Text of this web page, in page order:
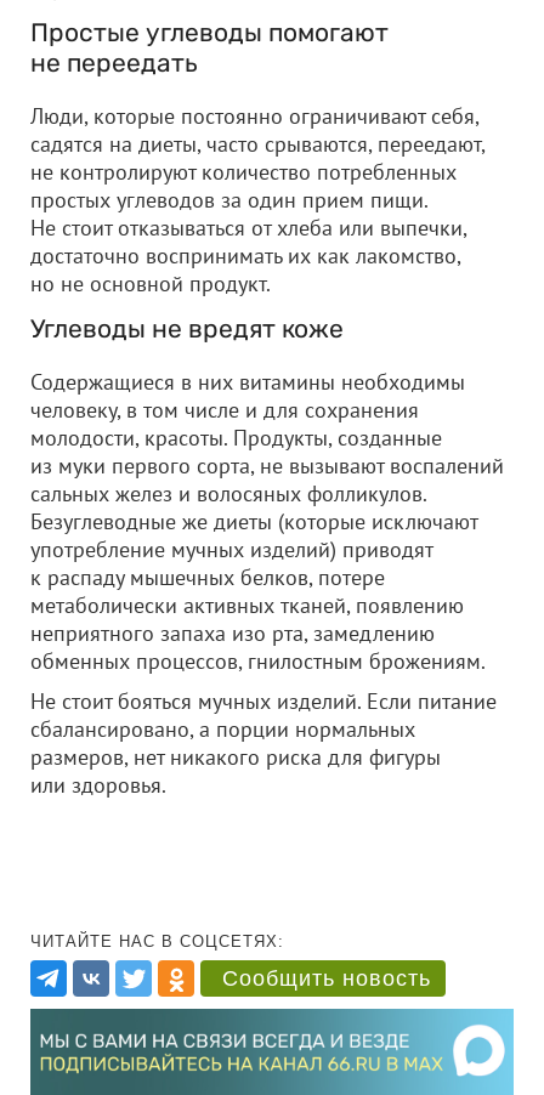
Простые углеводы помогают
не переедать
Люди, которые постоянно ограничивают себя,
садятся на диеты, часто срываются, переедают,
не контролируют количество потребленных
простых углеводов за один прием пищи.
Не стоит отказываться от хлеба или выпечки,
достаточно воспринимать их как лакомство,
но не основной продукт.
Углеводы не вредят коже
Содержащиеся в них витамины необходимы
человеку, в том числе и для сохранения
молодости, красоты. Продукты, созданные
из муки первого сорта, не вызывают воспалений
сальных желез и волосяных фолликулов.
Безуглеводные же диеты (которые исключают
употребление мучных изделий) приводят
к распаду мышечных белков, потере
метаболически активных тканей, появлению
неприятного запаха изо рта, замедлению
обменных процессов, гнилостным брожениям.
Не стоит бояться мучных изделий. Если питание
сбалансировано, а порции нормальных
размеров, нет никакого риска для фигуры
или здоровья.
ЧИТАЙТЕ НАС В СОЦСЕТЯХ:
Сообщить новость